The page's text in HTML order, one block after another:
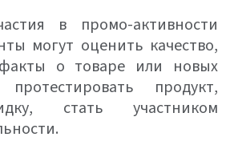
в промо-активности
могут оценить качество,
о товаре или новых
протестировать продукт,
стать участником